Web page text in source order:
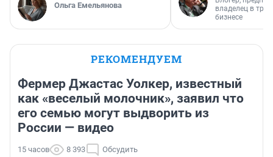
Ольга Емельянова
владелец в
бизнесе
РЕКОМЕНДУЕМ
Фермер Джастас Уолкер, известный
как «веселый молочник», заявил что
его семью могут выдворить из
России — видео
15 часов 8 393 Обсудить